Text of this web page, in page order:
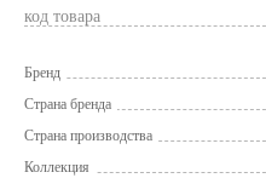
код товара
Бренд
Страна бренда
Страна производства
Коллекция